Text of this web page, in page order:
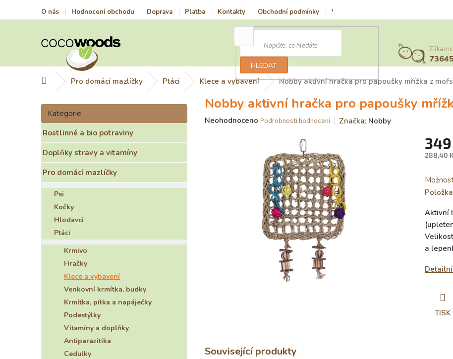
O nás Hodnocení obchodu Doprava Platba Kontakty Obchodní podmínky Vrácení zboží a reklamace
HLEDAT
Domů Pro domácí mazlíčky Ptáci Klece a vybavení Nobby aktivní hračka pro papoušky mřížka z
P
s
t
r
a
n
n
í
l
Přeskočit
kategorie
Kategorie
Rostlinné a bio potraviny
Doplňky stravy a vitamíny
Pro domácí mazlíčky
Psi
Kočky
Hlodavci
Ptáci
Krmivo
Hračky
Klece a vybavení
Venkovní krmítka, budky
Krmítka, pítka a napáječky
Podestýlky
Vitamíny a doplňky
Antiparazitika
Cedulky
Nobby aktivní hračka pro papoušky
Průměrné
Neohodnoceno Podrobnosti hodnocení Značka: Nobby
288,40
cena:
Aktivní
a
TISK
Související produkty